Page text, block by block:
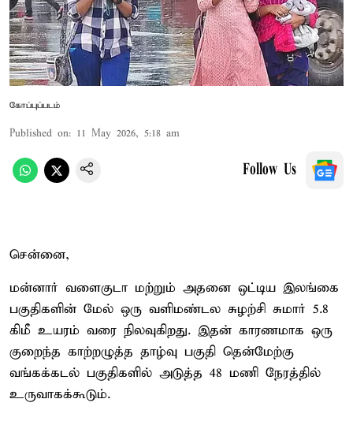
கோப்புப்படம்
Published on: 11 May 2026, 5:18 am
Follow Us
சென்னை,
மன்னார் வளைகுடா மற்றும் அதனை ஒட்டிய இலங்கை
பகுதிகளின் மேல் ஒரு வளிமண்டல சுழற்சி சுமார் 5.8
கிமீ உயரம் வரை நிலவுகிறது. இதன் காரணமாக ஒரு
குறைந்த காற்றழுத்த தாழ்வு பகுதி தென்மேற்கு
வங்கக்கடல் பகுதிகளில் அடுத்த 48 மணி நேரத்தில்
உருவாகக்கூடும்.